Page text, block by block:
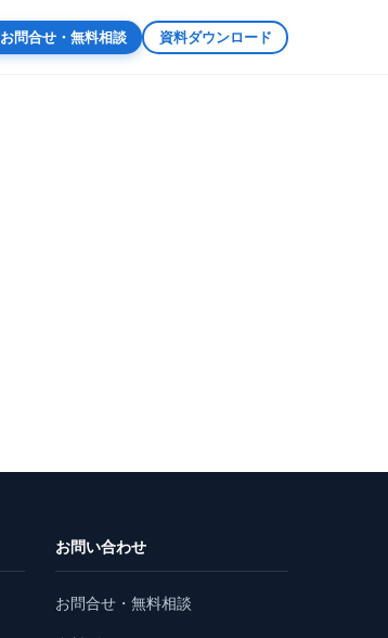
お問合せ・無料相談 資料ダウンロード
お問い合わせ
お問合せ・無料相談